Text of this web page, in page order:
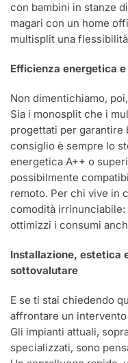
con bambini in stanze
magari con un home
multisplit una
Efficienza energetica
Non dimentichiamo,
Sia i monosplit che i
progettati per garantire
consiglio è sempre lo
energetica A++ o
possibilmente
remoto. Per chi vive in
comodità
ottimizzi i consumi
Installazione, estetica
sottovalutare
E se ti stai chiedendo
affrontare un intervento
Gli impianti attuali,
specializzati, sono